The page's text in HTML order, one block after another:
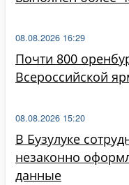
Почти 800
Всероссийской
08.08.2026 16:29
В Бузулуке
незаконно
данные
08.08.2026 15:20